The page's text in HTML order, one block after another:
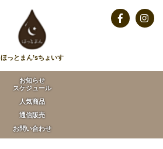
ほっとまん’sちょいす
お知らせ
スケジュール
人気商品
通信販売
お問い合わせ
Facebook